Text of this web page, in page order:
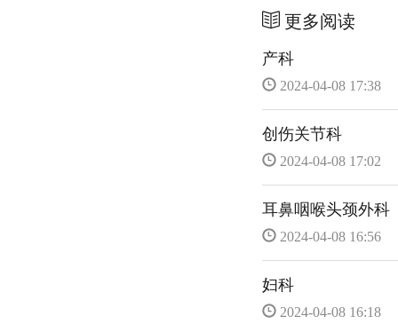
更多阅读
产科
2024-04-08 17:38
创伤关节科
2024-04-08 17:02
耳鼻咽喉头颈外科
2024-04-08 16:56
妇科
2024-04-08 16:18